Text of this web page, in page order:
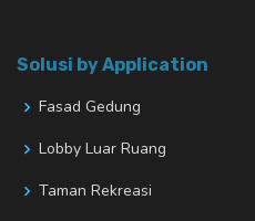
Solusi by Application
Fasad Gedung
Lobby Luar Ruang
Taman Rekreasi